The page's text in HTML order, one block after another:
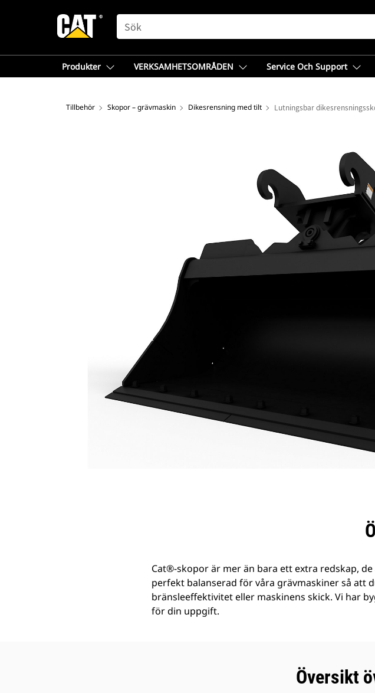
SEARCH
Produkter VERKSAMHETSOMRÅDEN Service Och Support
Tillbehör Skopor – grävmaskin Dikesrensning med tilt Lutningsbar
Specifikationer
Cat®-skopor är mer än bara ett extra redskap,
perfekt balanserad för våra grävmaskiner så att
bränsleeffektivitet eller maskinens skick. Vi har
för din uppgift.
Översikt